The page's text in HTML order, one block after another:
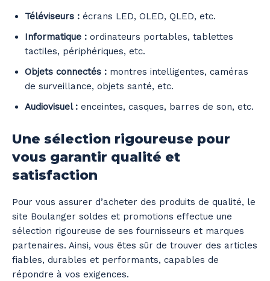
Téléviseurs : écrans LED, OLED, QLED, etc.
Informatique : ordinateurs portables, tablettes
tactiles, périphériques, etc.
Objets connectés : montres intelligentes, caméras
de surveillance, objets santé, etc.
Audiovisuel : enceintes, casques, barres de son, etc.
Une sélection rigoureuse pour
vous garantir qualité et
satisfaction
Pour vous assurer d’acheter des produits de qualité, le
site Boulanger soldes et promotions effectue une
sélection rigoureuse de ses fournisseurs et marques
partenaires. Ainsi, vous êtes sûr de trouver des articles
fiables, durables et performants, capables de
répondre à vos exigences.